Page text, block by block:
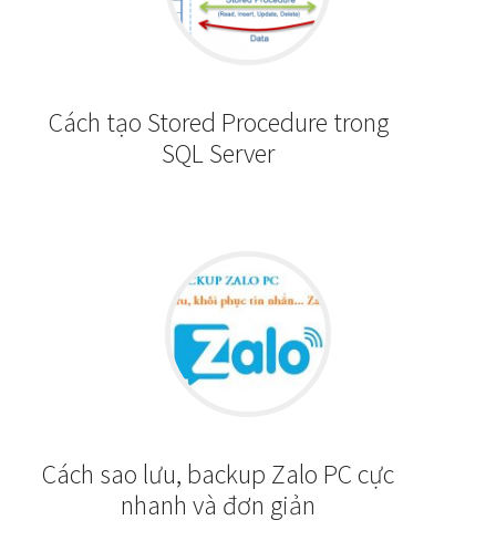
Cách tạo Stored Procedure trong
SQL Server
Cách sao lưu, backup Zalo PC cực
nhanh và đơn giản